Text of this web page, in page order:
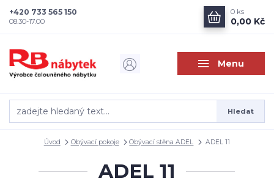
Menu
Hledat
+420 733 565 150
08.30-17.00
0 ks
0,00 Kč
Úvod Obývací pokoje Obývací stěna ADEL ADEL 11
ADEL 11